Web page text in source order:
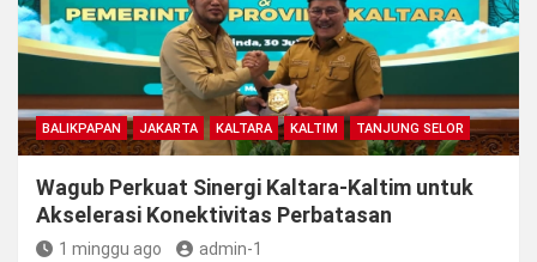
BALIKPAPAN JAKARTA KALTARA KALTIM TANJUNG SELOR
Wagub Perkuat Sinergi Kaltara-Kaltim untuk
Akselerasi Konektivitas Perbatasan
1 minggu ago admin-1